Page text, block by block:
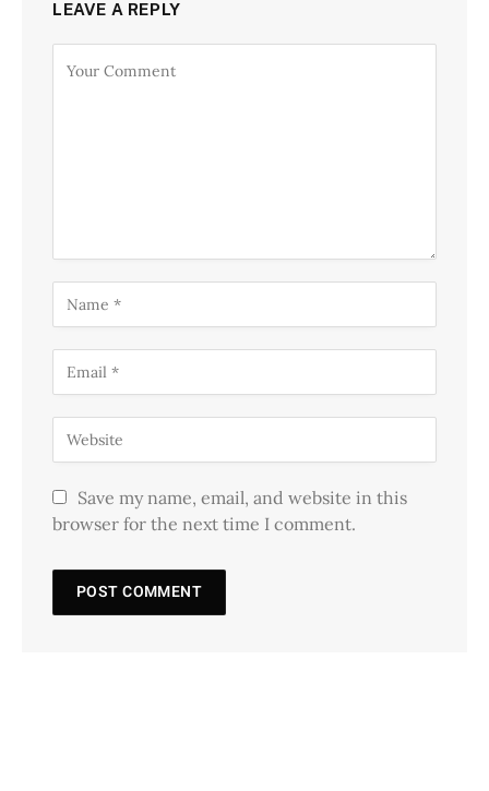
LEAVE A REPLY
Save my name, email, and website in this
browser for the next time I comment.